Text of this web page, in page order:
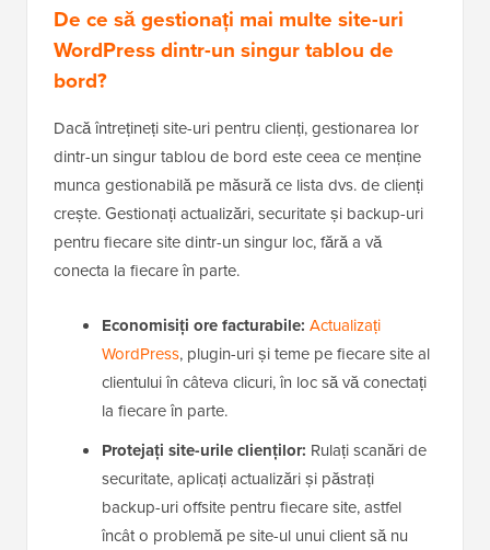
De ce să gestionați mai multe site-uri
WordPress dintr-un singur tablou de
bord?
Dacă întrețineți site-uri pentru clienți, gestionarea lor
dintr-un singur tablou de bord este ceea ce menține
munca gestionabilă pe măsură ce lista dvs. de clienți
crește. Gestionați actualizări, securitate și backup-uri
pentru fiecare site dintr-un singur loc, fără a vă
conecta la fiecare în parte.
Economisiți ore facturabile: Actualizați
WordPress, plugin-uri și teme pe fiecare site al
clientului în câteva clicuri, în loc să vă conectați
la fiecare în parte.
Protejați site-urile clienților: Rulați scanări de
securitate, aplicați actualizări și păstrați
backup-uri offsite pentru fiecare site, astfel
încât o problemă pe site-ul unui client să nu